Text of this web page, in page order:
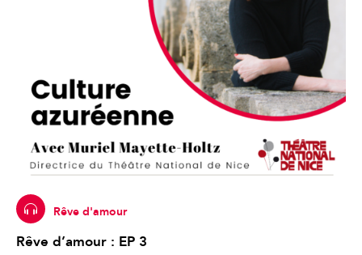
Rêve d'amour
Rêve d’amour : EP 3